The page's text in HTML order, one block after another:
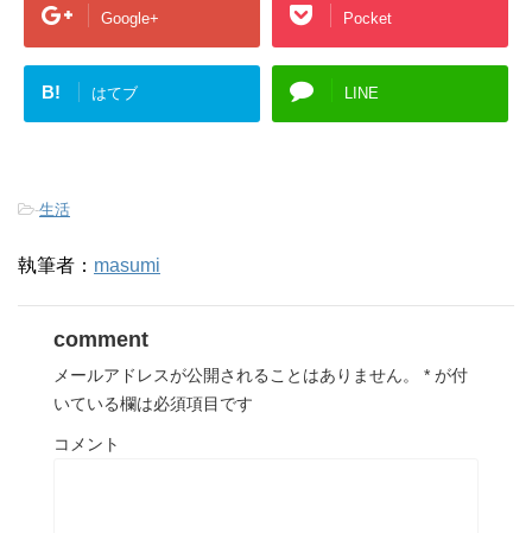
Google+ Pocket
B! はてブ LINE
-生活
執筆者： masumi
comment
メールアドレスが公開されることはありません。 * が付
いている欄は必須項目です
コメント